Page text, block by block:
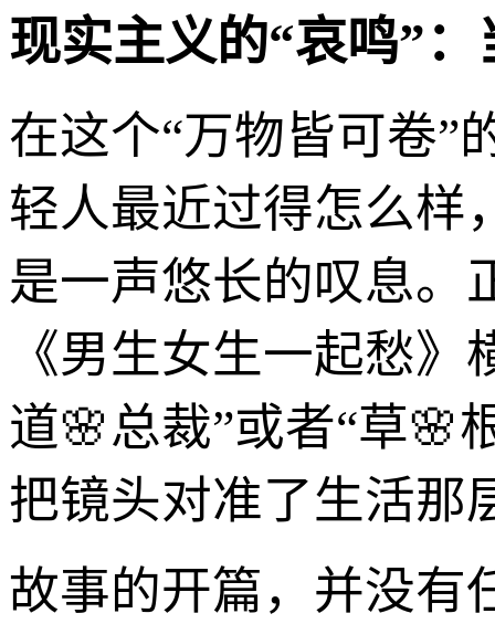
现实主义的“哀鸣”
在这个“万物皆可卷”
轻人最近过得怎么样
是一声悠长的叹息。
《男生女生一起愁
道🌸总裁”或者“草🌸
把镜头对准了生活那
故事的开篇，并没有